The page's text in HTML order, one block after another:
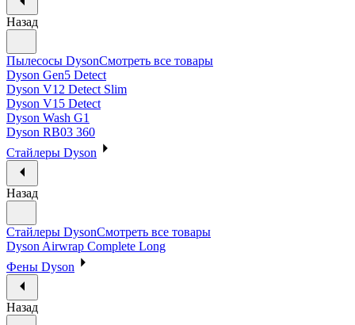
Назад
Пылесосы DysonСмотреть все товары
Dyson Gen5 Detect
Dyson V12 Detect Slim
Dyson V15 Detect
Dyson Wash G1
Dyson RB03 360
Стайлеры Dyson
Назад
Стайлеры DysonСмотреть все товары
Dyson Airwrap Complete Long
Фены Dyson
Назад